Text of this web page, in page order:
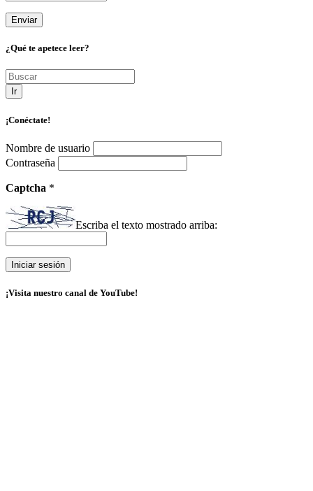
¿Qué te apetece leer?
Ir
¡Conéctate!
Nombre de usuario
Contraseña
Captcha *
Escriba el texto mostrado arriba:
¡Visita nuestro canal de YouTube!